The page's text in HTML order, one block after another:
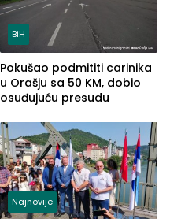
BiH
Pokušao podmititi carinika
u Orašju sa 50 KM, dobio
osuđujuću presudu
Najnovije